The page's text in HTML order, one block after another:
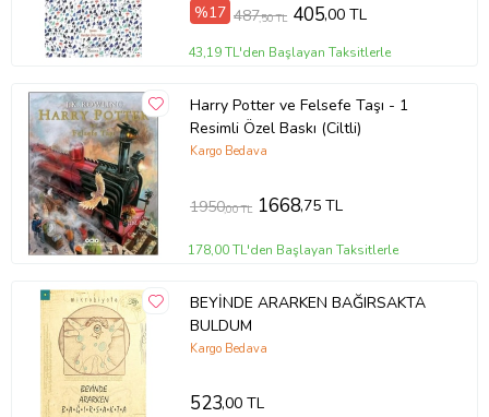
%17 487,50 TL 405,00 TL
43,19 TL'den Başlayan Taksitlerle
Harry Potter ve Felsefe Taşı - 1
Resimli Özel Baskı (Ciltli)
Kargo Bedava
1950,00 TL 1668,75 TL
178,00 TL'den Başlayan Taksitlerle
BEYİNDE ARARKEN BAĞIRSAKTA
BULDUM
Kargo Bedava
523,00 TL